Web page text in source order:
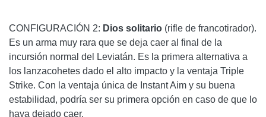
CONFIGURACIÓN 2: Dios solitario (rifle de francotirador).
Es un arma muy rara que se deja caer al final de la
incursión normal del Leviatán. Es la primera alternativa a
los lanzacohetes dado el alto impacto y la ventaja Triple
Strike. Con la ventaja única de Instant Aim y su buena
estabilidad, podría ser su primera opción en caso de que lo
haya dejado caer.